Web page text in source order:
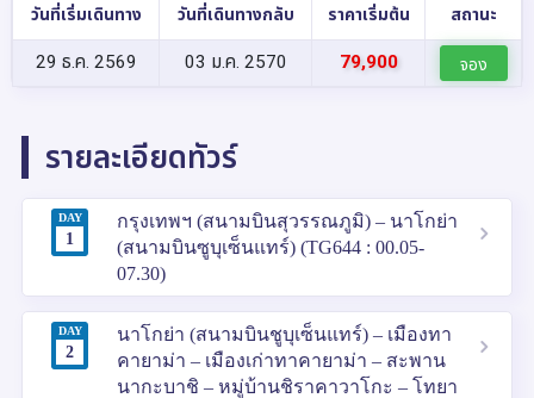
วันที่เริ่มเดินทาง วันที่เดินทางกลับ ราคาเริ่มต้น สถานะ
29 ธ.ค. 2569 03 ม.ค. 2570 79,900 จอง
รายละเอียดทัวร์
DAY
1
กรุงเทพฯ (สนามบินสุวรรณภูมิ) – นาโกย่า
(สนามบินซูบุเซ็นแทร์) (TG644 : 00.05-
07.30)
DAY
2
นาโกย่า (สนามบินชูบุเซ็นแทร์) – เมืองทา
คายาม่า – เมืองเก่าทาคายาม่า – สะพาน
นากะบาชิ – หมู่บ้านชิราคาวาโกะ – โทยา